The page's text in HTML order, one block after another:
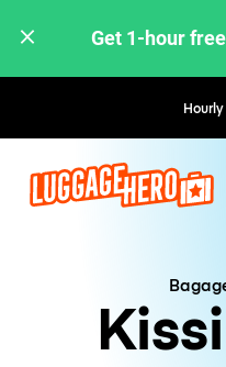
Get 1-hour
Hourly /